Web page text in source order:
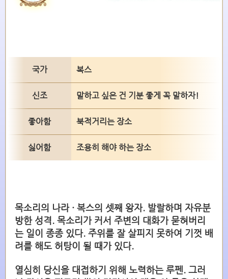
국가 복스
신조 말하고 싶은 건 기분 좋게 꼭 말하자!
좋아함 북적거리는 장소
싫어함 조용히 해야 하는 장소
목소리의 나라 · 복스의 셋째 왕자. 발랄하며 자유분
방한 성격. 목소리가 커서 주변의 대화가 묻혀버리
는 일이 종종 있다. 주위를 잘 살피지 못하여 기껏 배
려를 해도 허탕이 될 때가 있다.
열심히 당신을 대접하기 위해 노력하는 루펜. 그러